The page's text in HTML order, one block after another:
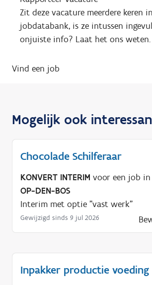
Zit deze vacature meerdere keren
jobdatabank, is ze intussen
onjuiste info? Laat het ons weten.
Vind een job
Mogelijk ook
Chocolade Schilferaar
KONVERT INTERIM voor een job in
OP-DEN-BOS
Interim met optie "vast werk"
Gewijzigd sinds 9 jul 2026
Inpakker productie voeding